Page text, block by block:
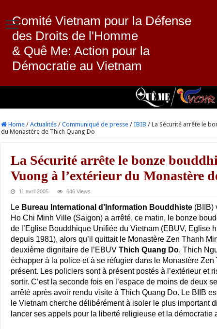
Comité Vietnam pour la Défense
des Droits de l'Homme
& Quê Me: Action pour la
Démocratie au Vietnam
Home / Actualités / Communiqué de presse / IBIB / La Sécurité arrête le
du Monastère de Thich Quang Do
La Sécurité arrête le bonze
Vuong à l’extérieur du Monastère
11 avril 2005 646 Views
Le Bureau International d’Information Bouddhiste (BIIB)
Ho Chi Minh Ville (Saigon) a arrêté, ce matin, le bonze
de l’Eglise Bouddhique Unifiée du Vietnam (EBUV, Eglise
depuis 1981), alors qu’il quittait le Monastère Zen Thanh
deuxième dignitaire de l’EBUVThich Quang Do. Thich
échapper à la police et à se réfugier dans le Monastère
présent. Les policiers sont à présent postés à l’extérieur et
sortir. C’est la seconde fois en l’espace de moins de deux
arrêté après avoir rendu visite à Thich Quang Do. Le BIIB
le Vietnam cherche délibérément à isoler le plus important
lancer ses appels pour la liberté religieuse et la démocratie